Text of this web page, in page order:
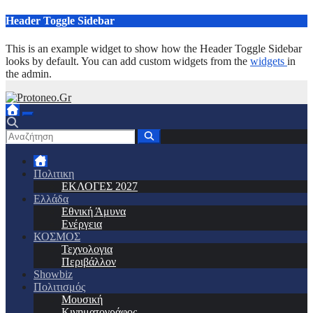
Μετάβαση
περιεχόμενο
Header Toggle Sidebar
This is an example widget to show how the Header Toggle Sidebar
looks by default. You can add custom widgets from the widgets in
the admin.
Πολιτικη
ΕΚΛΟΓΕΣ 2027
Ελλάδα
Εθνική Άμυνα
Ενέργεια
ΚΟΣΜΟΣ
Τεχνολογια
Περιβάλλον
Showbiz
Πολιτισμός
Μουσική